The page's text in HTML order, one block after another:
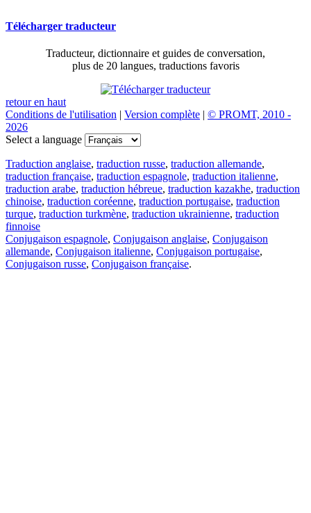
Télécharger traducteur
Traducteur, dictionnaire et guides de conversation,
plus de 20 langues, traductions favoris
retour en haut
Conditions de l'utilisation | Version complète | © PROMT, 2010 -
2026
Select a language
Traduction anglaise, traduction russe, traduction allemande,
traduction française, traduction espagnole, traduction italienne,
traduction arabe, traduction hébreue, traduction kazakhe, traduction
chinoise, traduction coréenne, traduction portugaise, traduction
turque, traduction turkmène, traduction ukrainienne, traduction
finnoise
Conjugaison espagnole, Conjugaison anglaise, Conjugaison
allemande, Conjugaison italienne, Conjugaison portugaise,
Conjugaison russe, Conjugaison française.